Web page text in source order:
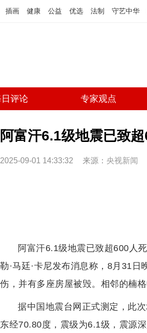
插画 健康 公益 优选 法制 守艺中华
评论 专家观点
阿富汗6.1级地震已致
2025-09-01 14:33:32 来源： 央视新闻
阿富汗6.1级地震已致超600人
勒·马廷·卡尼发布消息称，8月31
伤，并有多座房屋被毁。相邻的楠
据中国地震台网正式测定，此
东经70.80度，震级为6.1级，震源